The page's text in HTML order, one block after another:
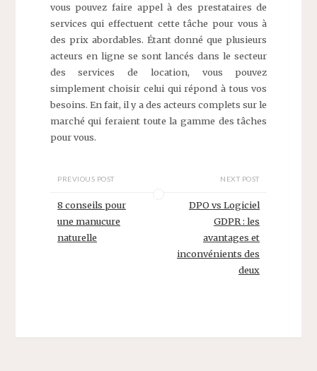
vous pouvez faire appel à des prestataires de
services qui effectuent cette tâche pour vous à
des prix abordables. Étant donné que plusieurs
acteurs en ligne se sont lancés dans le secteur
des services de location, vous pouvez
simplement choisir celui qui répond à tous vos
besoins. En fait, il y a des acteurs complets sur le
marché qui feraient toute la gamme des tâches
pour vous.
PREVIOUS POST
8 conseils pour
une manucure
naturelle
NEXT POST
DPO vs Logiciel
GDPR : les
avantages et
inconvénients des
deux